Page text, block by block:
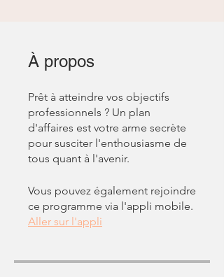
À propos
Prêt à atteindre vos objectifs
professionnels ? Un plan
d'affaires est votre arme secrète
pour susciter l'enthousiasme de
Vous pouvez également rejoindre
ce programme via l'appli mobile.
Aller sur l'appli